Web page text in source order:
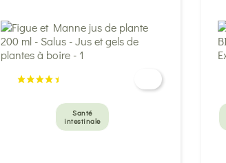
Santé
intestinale